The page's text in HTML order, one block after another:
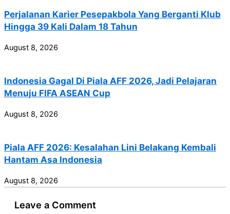
Perjalanan Karier Pesepakbola Yang Berganti Klub
Hingga 39 Kali Dalam 18 Tahun
August 8, 2026
Indonesia Gagal Di Piala AFF 2026, Jadi Pelajaran
Menuju FIFA ASEAN Cup
August 8, 2026
Piala AFF 2026: Kesalahan Lini Belakang Kembali
Hantam Asa Indonesia
August 8, 2026
Leave a Comment